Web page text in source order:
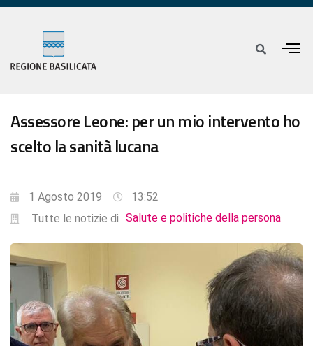
Assessore Leone: per un mio intervento ho
scelto la sanità lucana
1 Agosto 2019
13:52
Tutte le notizie di Salute e politiche della persona